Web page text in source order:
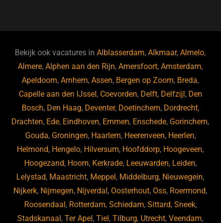
b
o
o
k
ky dI
n
Bekijk ook vacatures inAlblasserdam,Alkmaar,Almelo,
Almere,Alphen aan den Rijn,Amersfoort,Amsterdam,
Apeldoorn,Arnhem,Assen, Bergen op Zoom, Breda,
Capelle aan den IJssel, Coevorden, Delft, Delfzijl, Den
Bosch, Den Haag, Deventer, Doetinchem, Dordrecht,
Drachten, Ede, Eindhoven, Emmen, Enschede, Gorinchem,
Gouda, Groningen, Haarlem, Heerenveen, Heerlen,
Helmond, Hengelo, Hilversum, Hoofddorp, Hoogeveen,
Hoogezand, Hoorn, Kerkrade, Leeuwarden, Leiden,
Lelystad, Maastricht, Meppel, Middelburg, Nieuwegein,
Nijkerk, Nijmegen, Nijverdal, Oosterhout, Oss, Roermond,
Roosendaal, Rotterdam, Schiedam, Sittard, Sneek,
Stadskanaal,Ter Apel,Tiel,Tilburg, Utrecht,Veendam,